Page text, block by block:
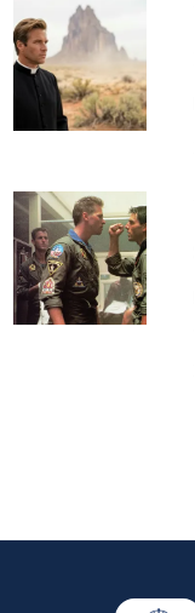
NEWS
FOTO
CONCORSI
EVENTI
VIDEO